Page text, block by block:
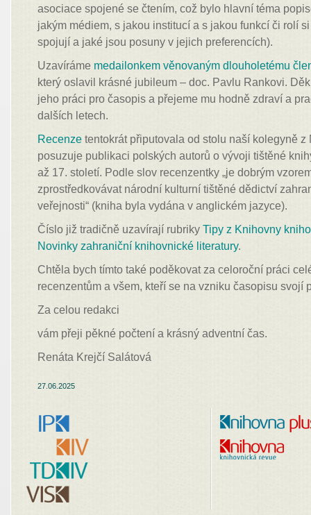
asociace spojené se čtením, což bylo hlavní téma
jakým médiem, s jakou institucí a s jakou funkcí či rolí
spojují a jaké jsou posuny v jejich preferencích).
Uzavíráme medailonkem věnovaným dlouholetému
který oslavil krásné jubileum – doc. Pavlu Rankovi.
jeho práci pro časopis a přejeme mu hodně zdraví a
dalších letech.
Recenze tentokrát připutovala od stolu naší kolegyně
posuzuje publikaci polských autorů o vývoji tištěné
až 17. století. Podle slov recenzentky „je dobrým
zprostředkovávat národní kulturní tištěné dědictví
veřejnosti“ (kniha byla vydána v anglickém jazyce).
Číslo již tradičně uzavírají rubrikyTipy z Knihovny
Novinky zahraniční knihovnické literatury.
Chtěla bych tímto také poděkovat za celoroční práci
recenzentům a všem, kteří se na vzniku časopisu svojí
Za celou redakci
vám přeji pěkné počtení a krásný adventní čas.
Renáta Krejčí Salátová
27.06.2025